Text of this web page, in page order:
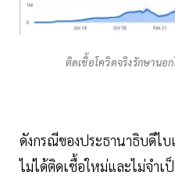
ติดเชื้อโควิดจริงรักษานอ
ดังกรณีของประธานาธิบดีไ
ไม่ได้ติดเชื้อใหม่และไม่จำเ